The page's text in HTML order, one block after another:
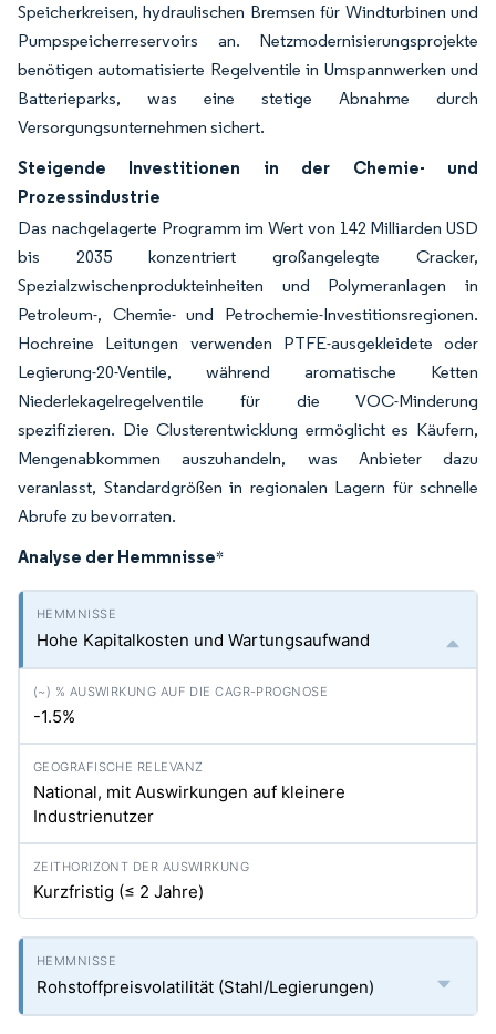
Speicherkreisen, hydraulischen Bremsen für Windturbinen und
Pumpspeicherreservoirs an. Netzmodernisierungsprojekte
benötigen automatisierte Regelventile in Umspannwerken und
Batterieparks, was eine stetige Abnahme durch
Versorgungsunternehmen sichert.
Steigende Investitionen in der Chemie- und
Prozessindustrie
Das nachgelagerte Programm im Wert von 142 Milliarden USD
bis 2035 konzentriert großangelegte Cracker,
Spezialzwischenprodukteinheiten und Polymeranlagen in
Petroleum-, Chemie- und Petrochemie-Investitionsregionen.
Hochreine Leitungen verwenden PTFE-ausgekleidete oder
Legierung-20-Ventile, während aromatische Ketten
Niederlekagelregelventile für die VOC-Minderung
spezifizieren. Die Clusterentwicklung ermöglicht es Käufern,
Mengenabkommen auszuhandeln, was Anbieter dazu
veranlasst, Standardgrößen in regionalen Lagern für schnelle
Abrufe zu bevorraten.
Analyse der Hemmnisse*
Hohe Kapitalkosten und Wartungsaufwand
-1.5%
National, mit Auswirkungen auf kleinere
Industrienutzer
Kurzfristig (≤ 2 Jahre)
Rohstoffpreisvolatilität (Stahl/Legierungen)